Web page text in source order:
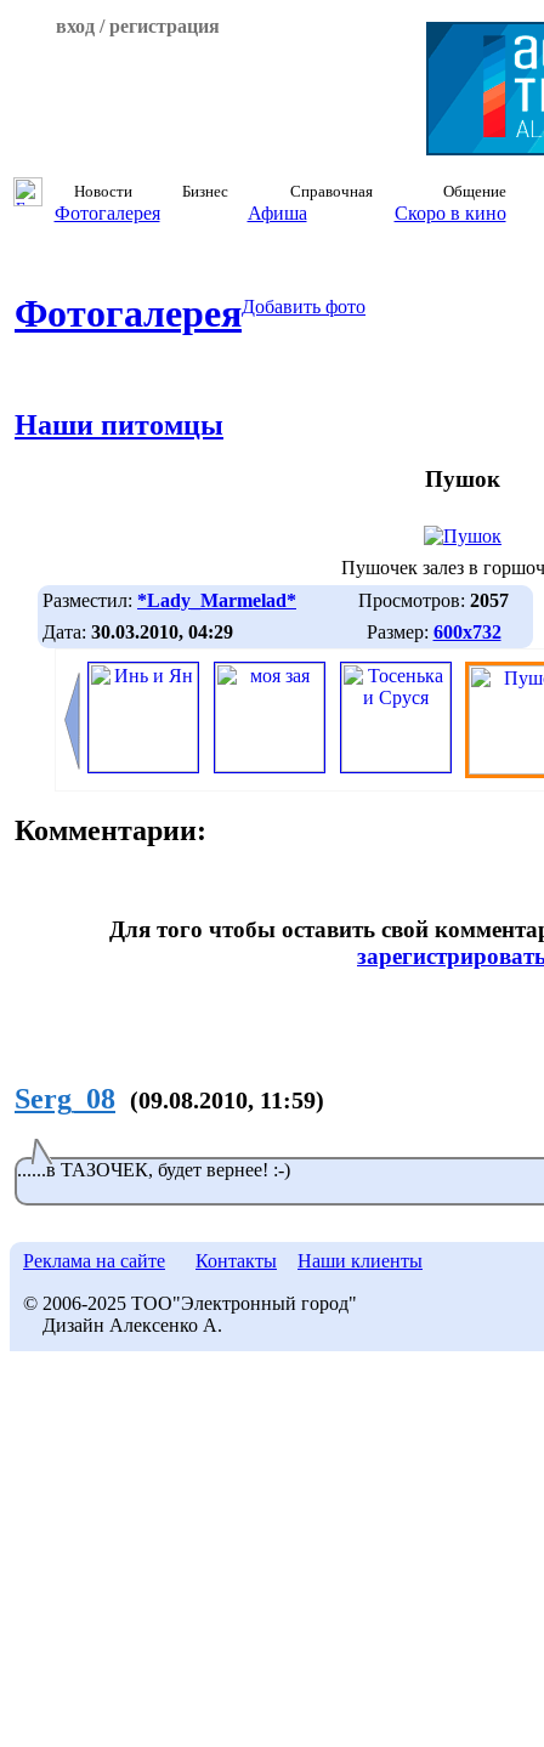
вход / регистрация
Новости Бизнес Справочная Общение
Фотогалерея Афиша Скоро в кино
ФотогалереяДобавить фото
Наши питомцы
Пушок
Пушочек залез в
Разместил: *Lady_Marmelad* Просмотров: 2057
Дата: 30.03.2010, 04:29 Размер: 600х732
Комментарии:
Для того чтобы оставить свой
Serg_08 (09.08.2010, 11:59)
......в ТАЗОЧЕК, будет вернее! :-)
Реклама на сайте Контакты Наши клиенты
© 2006-2025 ТОО"Электронный город"
Дизайн Алексенко А.